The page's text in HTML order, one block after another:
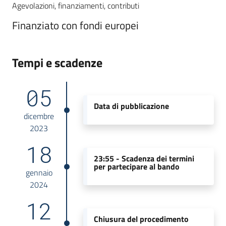
Agevolazioni, finanziamenti, contributi
Finanziato con fondi europei
Tempi e scadenze
05
dicembre
2023
Data di pubblicazione
18
gennaio
2024
23:55 - Scadenza dei termini
per partecipare al bando
12 Chiusura del procedimento